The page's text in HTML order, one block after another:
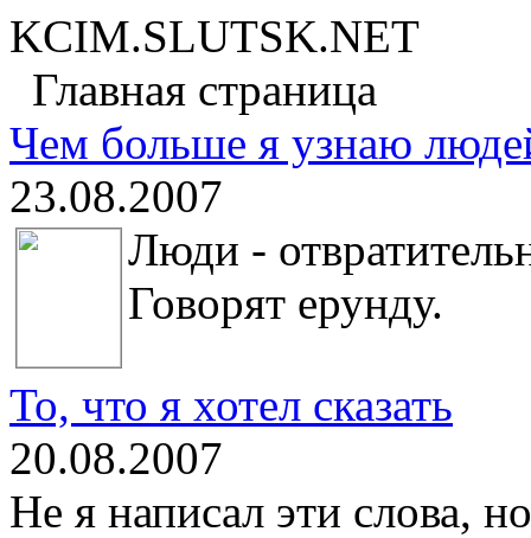
KCIM.SLUTSK.NET
Главная страница
Чем больше я узнаю
23.08.2007
Люди -
Говорят ерунду.
То, что я хотел сказать
20.08.2007
Не я написал эти слова,